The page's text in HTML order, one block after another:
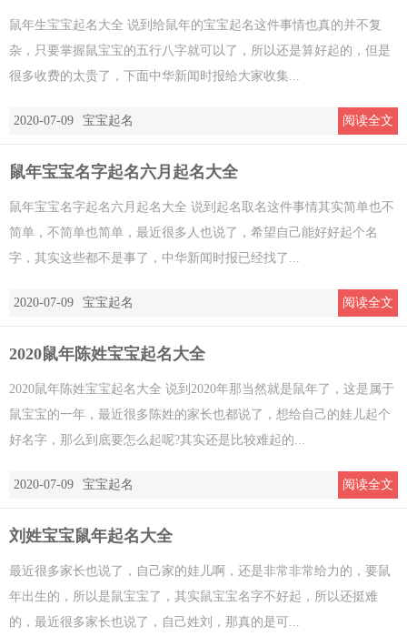
鼠年生宝宝起名大全 说到给鼠年的宝宝起名这件事情也真的并不复
杂，只要掌握鼠宝宝的五行八字就可以了，所以还是算好起的，但是
很多收费的太贵了，下面中华新闻时报给大家收集...
2020-07-09 宝宝起名 阅读全文
鼠年宝宝名字起名六月起名大全
鼠年宝宝名字起名六月起名大全 说到起名取名这件事情其实简单也不
简单，不简单也简单，最近很多人也说了，希望自己能好好起个名
字，其实这些都不是事了，中华新闻时报已经找了...
2020-07-09 宝宝起名 阅读全文
2020鼠年陈姓宝宝起名大全
2020鼠年陈姓宝宝起名大全 说到2020年那当然就是鼠年了，这是属于
鼠宝宝的一年，最近很多陈姓的家长也都说了，想给自己的娃儿起个
好名字，那么到底要怎么起呢?其实还是比较难起的...
2020-07-09 宝宝起名 阅读全文
刘姓宝宝鼠年起名大全
最近很多家长也说了，自己家的娃儿啊，还是非常非常给力的，要鼠
年出生的，所以是鼠宝宝了，其实鼠宝宝名字不好起，所以还挺难
的，最近很多家长也说了，自己姓刘，那真的是可...